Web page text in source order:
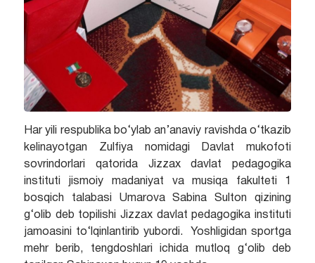
Har yili respublika bo‘ylab an’anaviy ravishda o‘tkazib
kelinayotgan Zulfiya nomidagi Davlat mukofoti
sovrindorlari qatorida Jizzax davlat pedagogika
instituti jismoiy madaniyat va musiqa fakulteti 1
bosqich talabasi Umarova Sabina Sulton qizining
g‘olib deb topilishi Jizzax davlat pedagogika instituti
jamoasini to‘lqinlantirib yubordi. Yoshligidan sportga
mehr berib, tengdoshlari ichida mutloq g‘olib deb